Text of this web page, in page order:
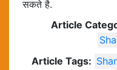
सकते है.
Article
Article Tags: